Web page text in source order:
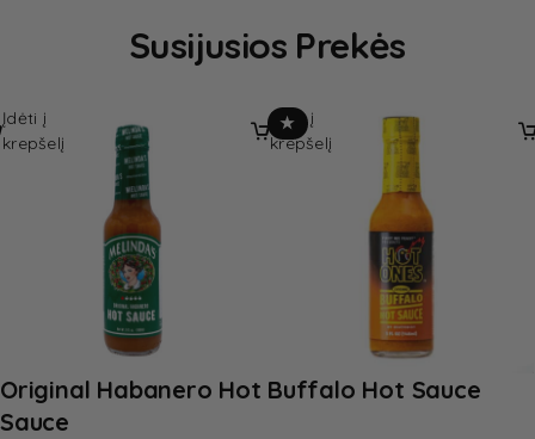
Susijusios Prekės
Original Habanero Hot
Sauce
Įdėti į
krepšelį
★
Buffalo Hot Sauce
Įdėti į
krepšelį